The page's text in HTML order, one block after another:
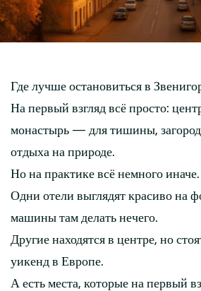
Где лучше остановиться в
На первый взгляд всё просто:
монастырь — для тишины,
отдыха на природе.
Но на практике всё немного иначе.
Одни отели выглядят красиво на
машины там делать нечего.
Другие находятся в центре, но
уикенд в Европе.
А есть места, которые на первый